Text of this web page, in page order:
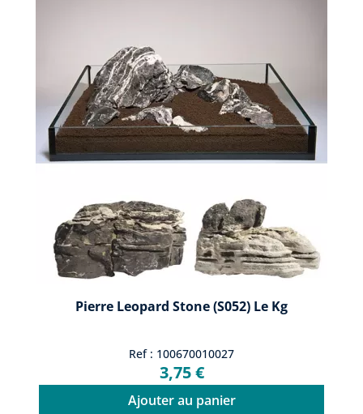
Pierre Leopard Stone (S052) Le Kg
Ref : 100670010027
3,75 €
Ajouter au panier